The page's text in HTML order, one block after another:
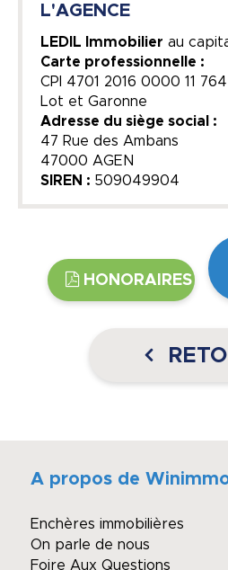
L'AGENCE
LEDIL Immobilier au
Carte professionnelle :
CPI 4701 2016 0000 11
Lot et Garonne
Adresse du siège social :
47 Rue des Ambans
47000 AGEN
SIREN : 509049904
HONORAIRES
A propos de
Enchères immobilières
On parle de nous
Foire Aux Questions